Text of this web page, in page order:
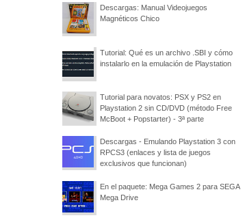
Descargas: Manual Videojuegos
Magnéticos Chico
Tutorial: Qué es un archivo .SBI y cómo
instalarlo en la emulación de Playstation
Tutorial para novatos: PSX y PS2 en
Playstation 2 sin CD/DVD (método Free
McBoot + Popstarter) - 3ª parte
Descargas - Emulando Playstation 3 con
RPCS3 (enlaces y lista de juegos
exclusivos que funcionan)
En el paquete: Mega Games 2 para SEGA
Mega Drive